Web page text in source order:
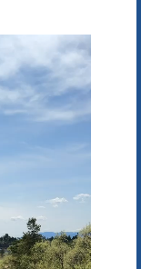
ー